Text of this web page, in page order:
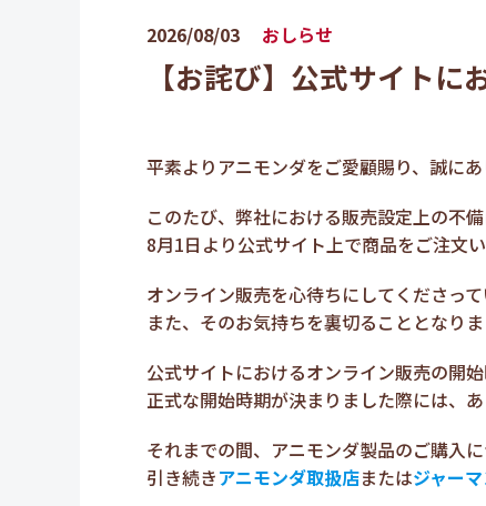
2026/08/03 おしらせ
【お詫び】公式サイト
平素よりアニモンダをご愛顧賜り、誠にあ
このたび、弊社における販売設定上の不
8月1日より公式サイト上で商品をご注文
オンライン販売を心待ちにしてくださっ
また、そのお気持ちを裏切ることとなり
公式サイトにおけるオンライン販売の開
正式な開始時期が決まりました際には、
それまでの間、アニモンダ製品のご購入に
引き続きアニモンダ取扱店またはジャー